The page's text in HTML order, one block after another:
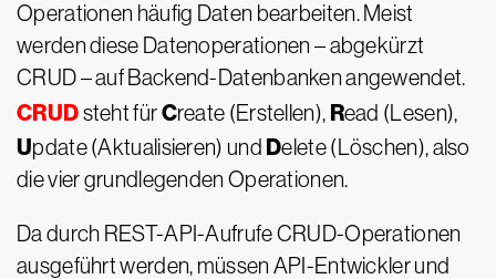
Operationen häufig Daten bearbeiten. Meist
werden diese Datenoperationen – abgekürzt
CRUD – auf Backend-Datenbanken angewendet.
CRUDsteht fürCreate (Erstellen), Read (Lesen),
Update (Aktualisieren) und Delete (Löschen), also
die vier grundlegenden Operationen.
Da durch REST-API-Aufrufe CRUD-Operationen
ausgeführt werden, müssen API-Entwickler und